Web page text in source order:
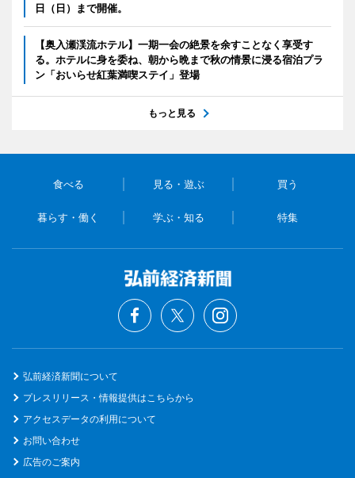
日（日）まで開催。
【奥入瀬渓流ホテル】一期一会の絶景を余すことなく享受す
る。ホテルに身を委ね、朝から晩まで秋の情景に浸る宿泊プラ
ン「おいらせ紅葉満喫ステイ」登場
もっと見る
食べる 見る・遊ぶ 買う
暮らす・働く 学ぶ・知る 特集
弘前経済新聞について
プレスリリース・情報提供はこちらから
アクセスデータの利用について
お問い合わせ
広告のご案内